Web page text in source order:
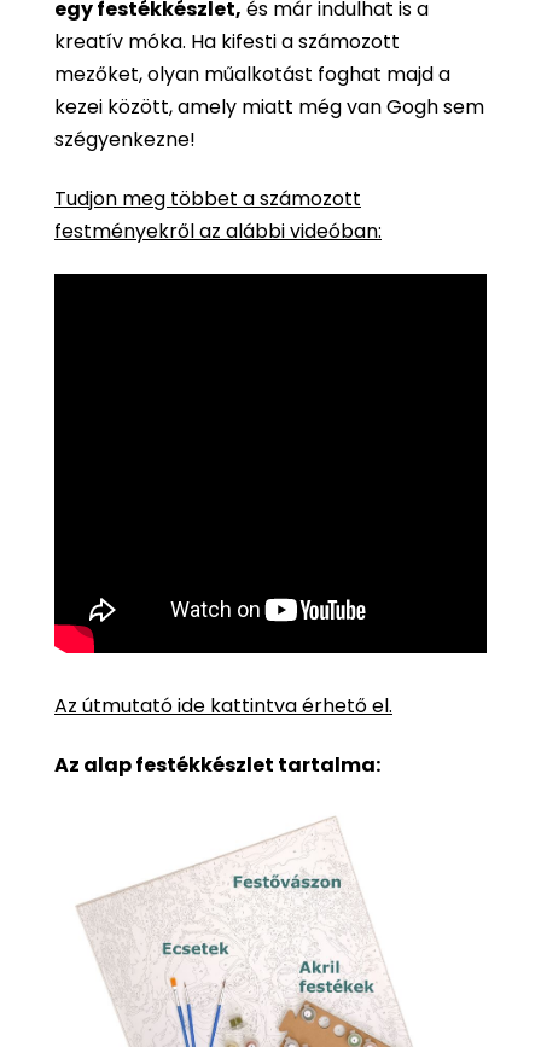
egy festékkészlet, és már indulhat is a
kreatív móka. Ha kifesti a számozott
mezőket, olyan műalkotást foghat majd a
kezei között, amely miatt még van Gogh sem
szégyenkezne!
Tudjon meg többet a számozott
festményekről az alábbi videóban:
Az útmutató ide kattintva érhető el.
Az alap festékkészlet tartalma: